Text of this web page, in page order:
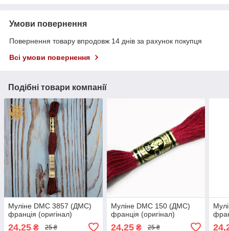
Умови повернення
Повернення товару впродовж 14 днів за рахунок покупця
Всі умови повернення
Подібні товари компанії
Муліне DMC 3857 (ДМС)
франція (оригінал)
24,25 ₴ 25 ₴
Муліне DMC 150 (ДМС)
франція (оригінал)
24,25₴ 25 ₴